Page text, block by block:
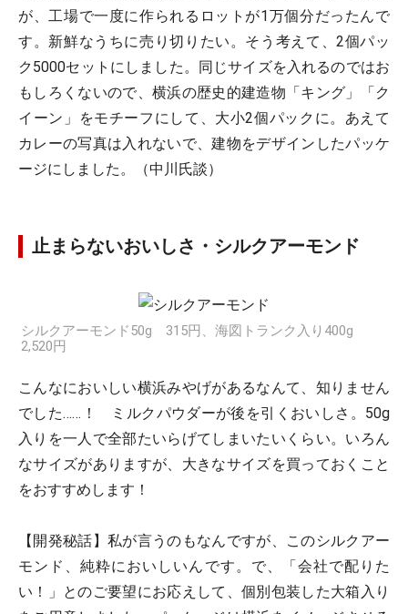
が、工場で一度に作られるロットが1万個分だったんで
す。新鮮なうちに売り切りたい。そう考えて、2個パッ
ク5000セットにしました。同じサイズを入れるのではお
もしろくないので、横浜の歴史的建造物「キング」「ク
イーン」をモチーフにして、大小2個パックに。あえて
カレーの写真は入れないで、建物をデザインしたパッケ
ージにしました。（中川氏談）
止まらないおいしさ・シルクアーモンド
シルクアーモンド50g 315円、海図トランク入り400g
2,520円
こんなにおいしい横浜みやげがあるなんて、知りません
でした……！ ミルクパウダーが後を引くおいしさ。50g
入りを一人で全部たいらげてしまいたいくらい。いろん
なサイズがありますが、大きなサイズを買っておくこと
をおすすめします！
【開発秘話】私が言うのもなんですが、このシルクアー
モンド、純粋においしいんです。で、「会社で配りた
い！」とのご要望にお応えして、個別包装した大箱入り